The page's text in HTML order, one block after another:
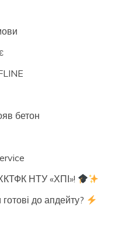
бетон
НТУ «ХПІ»!
до апдейту?